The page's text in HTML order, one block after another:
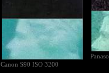
Canon S90 ISO 3200